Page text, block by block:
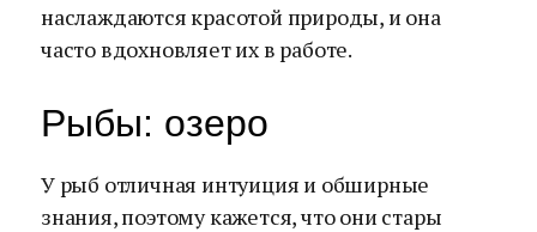
наслаждаются красотой природы, и она
часто вдохновляет их в работе.
Рыбы: озеро
У рыб отличная интуиция и обширные
знания, поэтому кажется, что они стары